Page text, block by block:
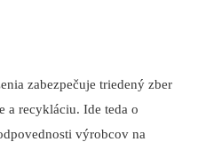
zabezpečuje triedený zber
a recykláciu. Ide teda o
výrobcov na